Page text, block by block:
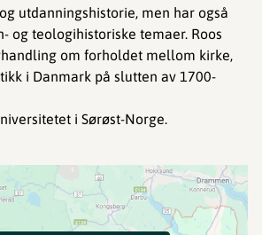
utdanningshistorie, men har også
og teologihistoriske temaer. Roos
om forholdet mellom kirke,
i Danmark på slutten av 1700-
i Sørøst-Norge.